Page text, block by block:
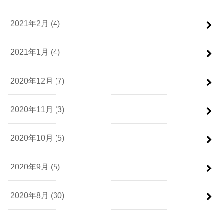
2021年2月 (4)
2021年1月 (4)
2020年12月 (7)
2020年11月 (3)
2020年10月 (5)
2020年9月 (5)
2020年8月 (30)